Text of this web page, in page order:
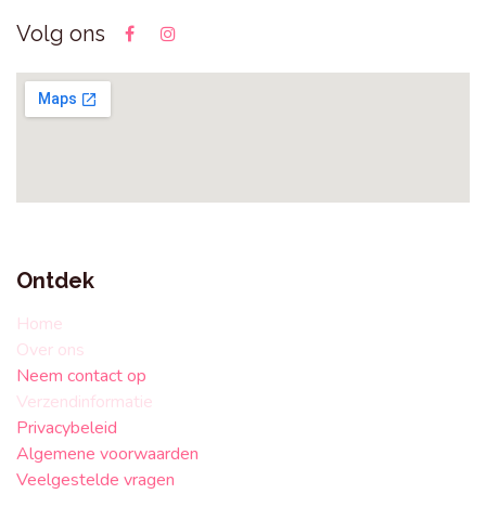
Volg ons
Ontdek
Home
Over ons
Neem contact op
Verzendinformatie
Privacybeleid
Algemene voorwaarden
Veelgestelde vragen